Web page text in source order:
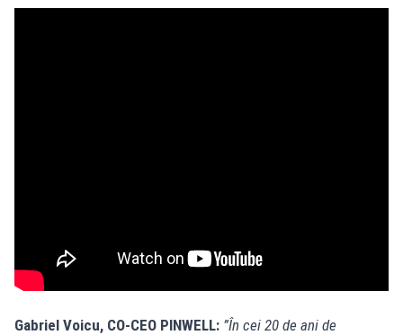
Gabriel Voicu, CO-CEO PINWELL: ”În cei 20 de ani de